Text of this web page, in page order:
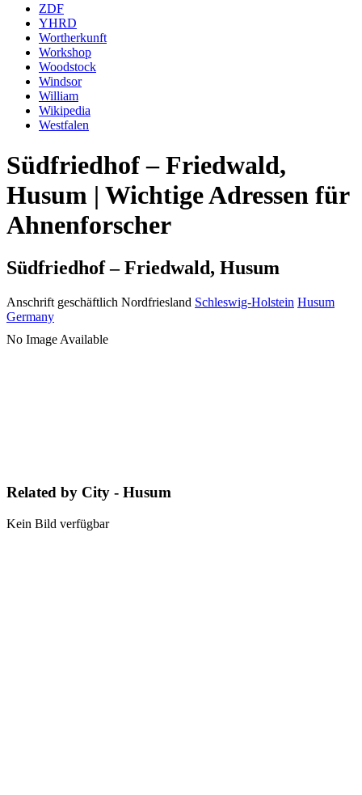
ZDF
YHRD
Wortherkunft
Workshop
Woodstock
Windsor
William
Wikipedia
Westfalen
Südfriedhof – Friedwald,
Husum | Wichtige Adressen für
Ahnenforscher
Südfriedhof – Friedwald, Husum
Anschrift geschäftlich Nordfriesland Schleswig-Holstein Husum
Germany
No Image Available
Related by City - Husum
Kein Bild verfügbar